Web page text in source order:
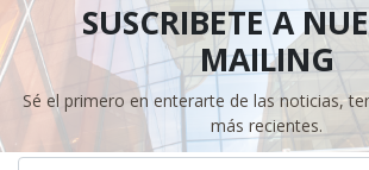
SUSCRIBETE A
MAILING
Sé el primero en enterarte de las noticias,
más recientes.